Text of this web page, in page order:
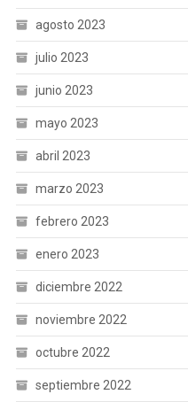
agosto 2023
julio 2023
junio 2023
mayo 2023
abril 2023
marzo 2023
febrero 2023
enero 2023
diciembre 2022
noviembre 2022
octubre 2022
septiembre 2022